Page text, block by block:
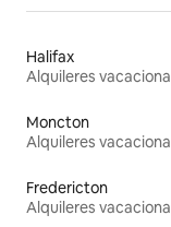
Halifax
Alquileres
Moncton
Alquileres
Fredericton
Alquileres